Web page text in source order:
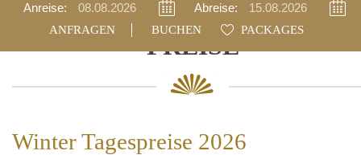
Anreise:
Abreise:
BUCHEN
PACKAGES
PREISE
Winter Tagespreise 2026